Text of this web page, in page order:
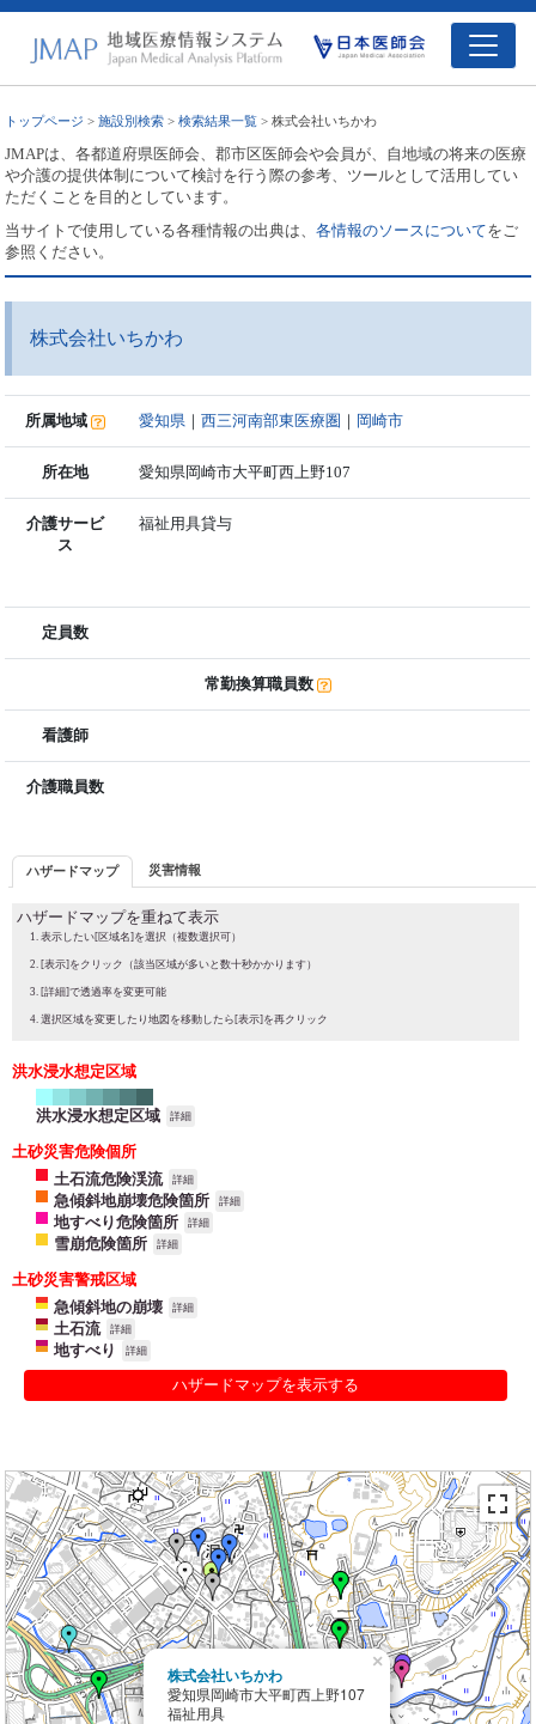
トップページ >施設別検索 >検索結果一覧 > 株式会社いちかわ
JMAPは、各都道府県医師会、郡市区医師会や会員が、自地域の将来の医療
や介護の提供体制について検討を行う際の参考、ツールとして活用してい
ただくことを目的としています。
当サイトで使用している各種情報の出典は、各情報のソースについてをご
参照ください。
株式会社いちかわ
所属地域 愛知県 ｜西三河南部東医療圏 ｜ 岡崎市
所在地 愛知県岡崎市大平町西上野107
介護サービ
ス
福祉用具貸与
定員数
常勤換算職員数
看護師
介護職員数
ハザードマップ 災害情報
ハザードマップを重ねて表示
表示したい[区域名]を選択（複数選択可）
[表示]をクリック（該当区域が多いと数十秒かかります）
[詳細]で透過率を変更可能
選択区域を変更したり地図を移動したら[表示]を再クリック
洪水浸水想定区域
洪水浸水想定区域 詳細
土砂災害危険個所
土石流危険渓流
詳細
急傾斜地崩壊危険箇所 詳細
地すべり危険箇所 詳細
雪崩危険箇所 詳細
土砂災害警戒区域
急傾斜地の崩壊
詳細
土石流 詳細
地すべり 詳細
ハザードマップを表示する
株式会社いちかわ
愛知県岡崎市大平町西上野107
福祉用具
×